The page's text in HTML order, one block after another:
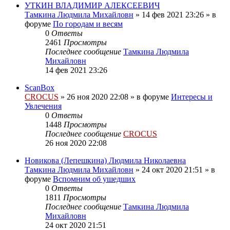
УТКИН ВЛАДИМИР АЛЕКСЕЕВИЧ
Тамкина Людмила Михайловн » 14 фев 2021 23:26 » в
форуме По городам и весям
0 Ответы
2461 Просмотры
Последнее сообщение Тамкина Людмила
Михайловн
14 фев 2021 23:26
ScanBox
CROCUS » 26 ноя 2020 22:08 » в форуме Интересы и
Увлечения
0 Ответы
1448 Просмотры
Последнее сообщение CROCUS
26 ноя 2020 22:08
Новикова (Лепешкина) Людмила Николаевна
Тамкина Людмила Михайловн » 24 окт 2020 21:51 » в
форуме Вспомним об ушедших
0 Ответы
1811 Просмотры
Последнее сообщение Тамкина Людмила
Михайловн
24 окт 2020 21:51